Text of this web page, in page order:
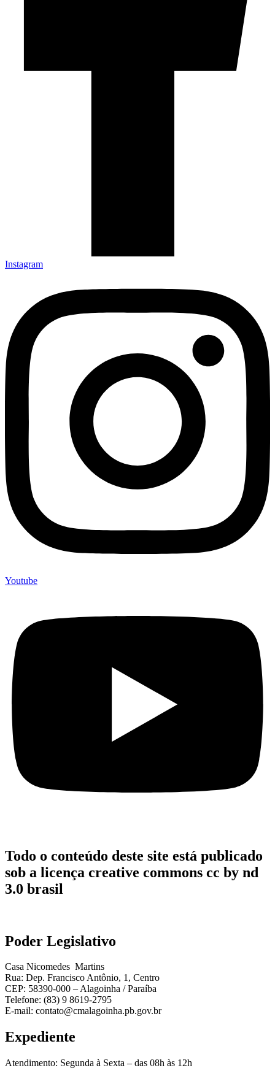
Instagram
Youtube
Todo o conteúdo deste site está publicado
sob a licença creative commons cc by nd
3.0 brasil
Poder Legislativo
Casa Nicomedes Martins
Rua: Dep. Francisco Antônio, 1, Centro
CEP: 58390-000 – Alagoinha / Paraíba
Telefone: (83) 9 8619-2795
E-mail: contato@cmalagoinha.pb.gov.br
Expediente
Atendimento: Segunda à Sexta – das 08h às 12h